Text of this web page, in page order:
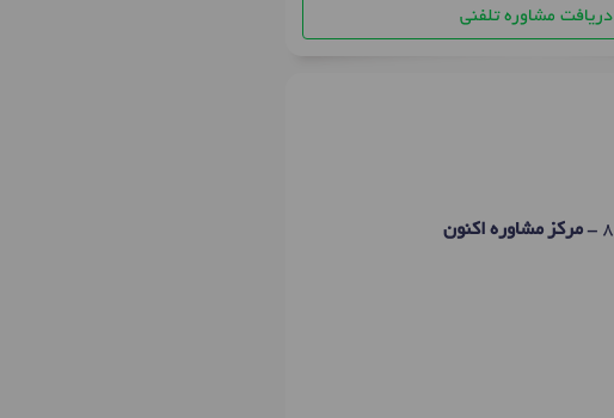
دریافت مشاوره تلفنی
مرکز مشاوره اکنون